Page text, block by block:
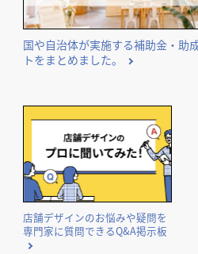
国や自治体が実施する補助金・助